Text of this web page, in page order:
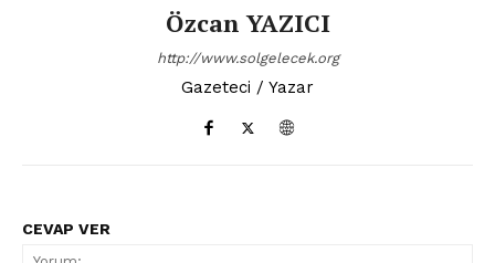
Özcan YAZICI
http://www.solgelecek.org
Gazeteci / Yazar
CEVAP VER